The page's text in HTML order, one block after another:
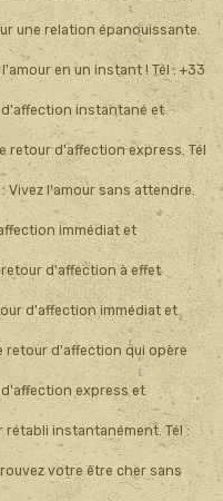
une relation épanouissante.
en un instant ! Tél : +33
instantané et
retour d'affection express. Tél
l'amour sans attendre.
immédiat et
d'affection à effet
d'affection immédiat et
retour d'affection qui opère
express et
rétabli instantanément. Tél :
votre être cher sans